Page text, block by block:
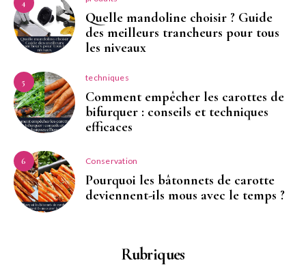
4
Quelle mandoline choisir ? Guide
des meilleurs trancheurs pour tous
les niveaux
5 techniques
Comment empêcher les carottes de
bifurquer : conseils et techniques
efficaces
6 Conservation
Pourquoi les bâtonnets de carotte
deviennent-ils mous avec le temps ?
Rubriques